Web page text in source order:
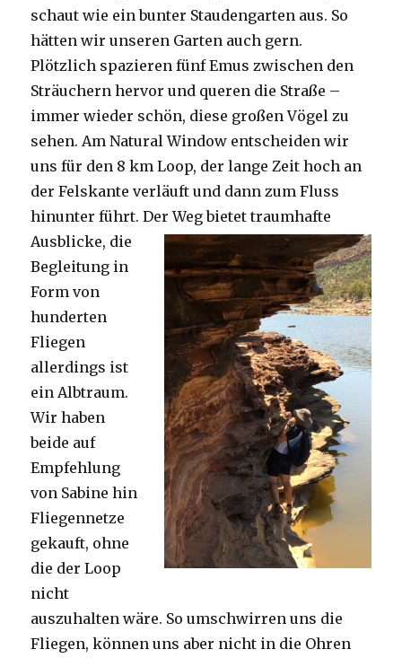
schaut wie ein bunter Staudengarten aus. So
hätten wir unseren Garten auch gern.
Plötzlich spazieren fünf Emus zwischen den
Sträuchern hervor und queren die Straße –
immer wieder schön, diese großen Vögel zu
sehen. Am Natural Window entscheiden wir
uns für den 8 km Loop, der lange Zeit hoch an
der Felskante verläuft und dann zum Fluss
hinunter führt. Der Weg bietet traumhafte
Ausblicke, die
Begleitung in
Form von
hunderten
Fliegen
allerdings ist
ein Albtraum.
Wir haben
beide auf
Empfehlung
von Sabine hin
Fliegennetze
gekauft, ohne
die der Loop
nicht
auszuhalten wäre. So umschwirren uns die
Fliegen, können uns aber nicht in die Ohren